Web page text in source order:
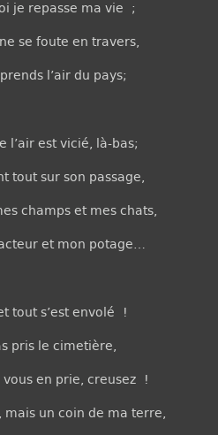
je repasse ma vie ;
se foute en travers,
l’air du pays;
l’air est vicié, là-bas;
tout sur son passage,
champs et mes chats,
et mon potage…
tout s’est envolé !
pris le cimetière,
vous en prie, creusez !
un coin de ma terre,